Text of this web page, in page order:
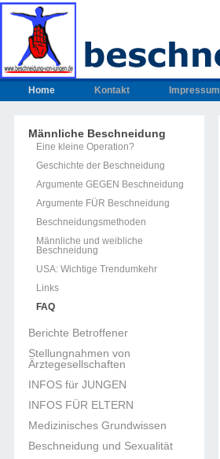
Home Kontakt Impressum
Männliche Beschneidung
Eine kleine Operation?
Geschichte der Beschneidung
Argumente GEGEN Beschneidung
Argumente FÜR Beschneidung
Beschneidungsmethoden
Männliche und weibliche
Beschneidung
USA: Wichtige Trendumkehr
Links
FAQ
Berichte Betroffener
Stellungnahmen von
Ärztegesellschaften
INFOS für JUNGEN
INFOS FÜR ELTERN
Medizinisches Grundwissen
Beschneidung und Sexualität